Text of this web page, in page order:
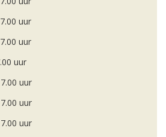
uur
uur
uur
uur
uur
uur